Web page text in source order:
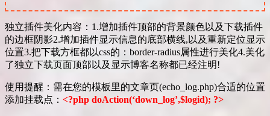
独立插件美化内容：1.增加插件顶部的背景颜色以及下载插件
的边框阴影2.增加插件显示信息的底部横线,以及重新定位显示
位置3.把下载方框都以css的：border-radius属性进行美化4.美化
了独立下载页面顶部以及显示博客名称都已经注明!
使用提醒：需在您的模板里的文章页(echo_log.php)合适的位置
添加挂载点： <?php doAction(‘down_log’,$logid); ?>